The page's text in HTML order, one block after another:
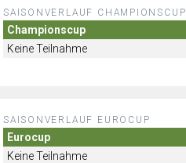
SAISONVERLAUF CHAMPIONSCUP
Championscup
Keine Teilnahme
SAISONVERLAUF EUROCUP
Eurocup
Keine Teilnahme